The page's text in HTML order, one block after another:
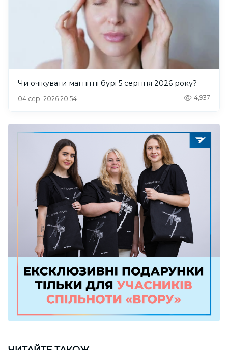
Чи очікувати магнітні бурі 5 серпня 2026 року?
04 сер. 2026 20:54 4,937